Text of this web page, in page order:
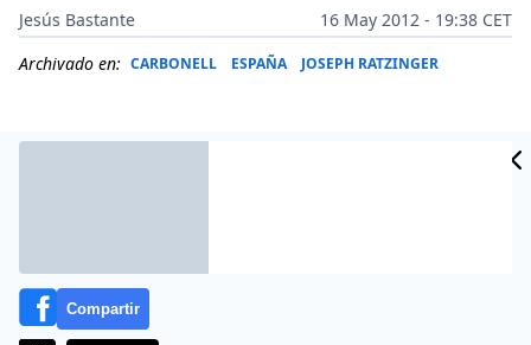
Jesús Bastante
16 May 2012 - 19:38 CET
Archivado en: CARBONELL ESPAÑA JOSEPH RATZINGER
Compartir